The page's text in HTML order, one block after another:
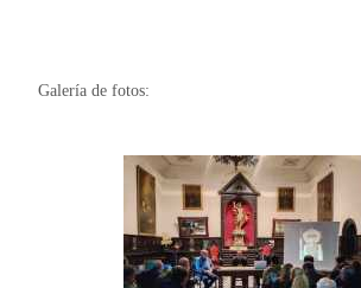
Galería de fotos: